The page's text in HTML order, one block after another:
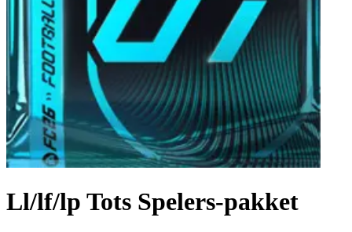
Ll/lf/lp Tots Spelers-pakket